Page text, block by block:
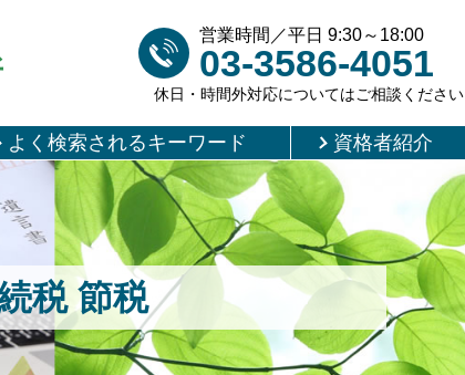
税 節税
営業時間／平日 9:30～18:00
03-3586-4051
休日・時間外対応についてはご相談ください
よく検索されるキーワード 資格者紹介